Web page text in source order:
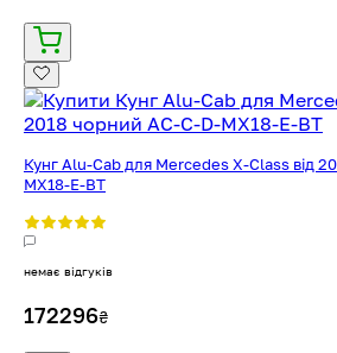
Кунг Alu-Cab для Mercedes X-Class від
MX18-E-BT
немає відгуків
172296₴